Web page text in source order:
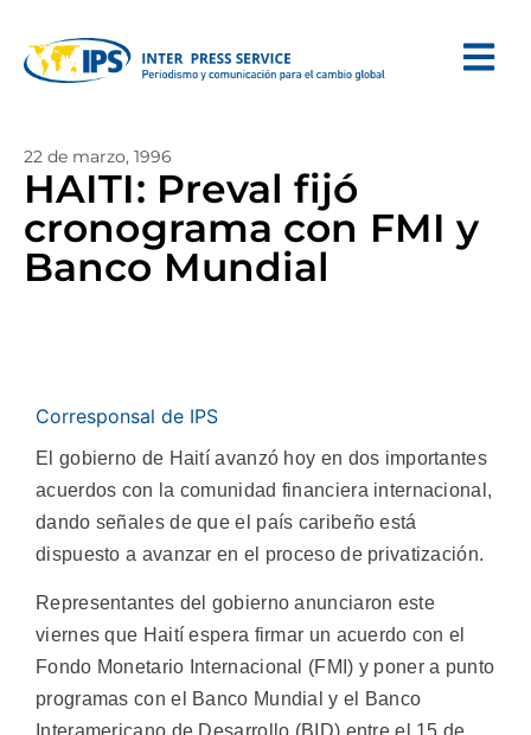
22 de marzo, 1996
HAITI: Preval fijó
cronograma con FMI y
Banco Mundial
Corresponsal de IPS
El gobierno de Haití avanzó hoy en dos importantes
acuerdos con la comunidad financiera internacional,
dando señales de que el país caribeño está
dispuesto a avanzar en el proceso de privatización.
Representantes del gobierno anunciaron este
viernes que Haití espera firmar un acuerdo con el
Fondo Monetario Internacional (FMI) y poner a punto
programas con el Banco Mundial y el Banco